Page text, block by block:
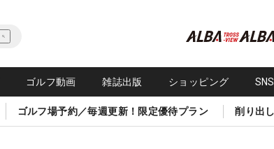
ゴルフ動画 雑誌出版 ショッピング
ゴルフ場予約／毎週更新！限定優待プラン 削り出